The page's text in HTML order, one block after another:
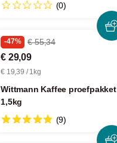
(0)
-47% € 55,34
€ 29,09
€ 19,39 / 1kg
Wittmann Kaffee proefpakket
1,5kg
(9)